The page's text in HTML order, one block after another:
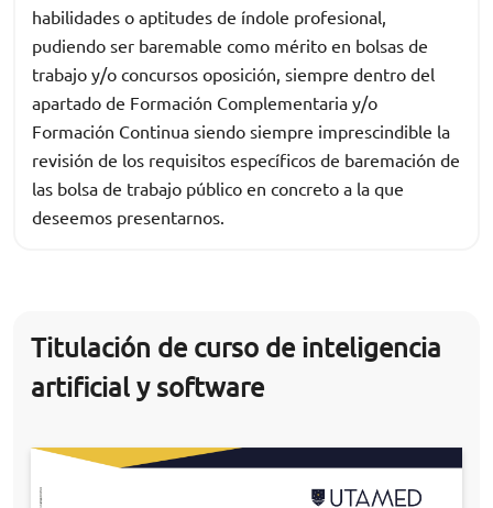
habilidades o aptitudes de índole profesional,
pudiendo ser baremable como mérito en bolsas de
trabajo y/o concursos oposición, siempre dentro del
apartado de Formación Complementaria y/o
Formación Continua siendo siempre imprescindible la
revisión de los requisitos específicos de baremación de
las bolsa de trabajo público en concreto a la que
deseemos presentarnos.
Titulación de curso de inteligencia
artificial y software